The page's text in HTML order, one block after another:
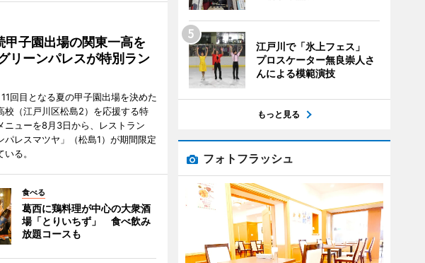
甲子園出場の関東一高を
ーンパレスが特別ラン
回目となる夏の甲子園出場を決めた
校（江戸川区松島2）を応援する特
ニューを8月3日から、レストラン
パレスマツヤ」（松島1）が期間限定
る。
食べる
葛西に鶏料理が中心の大衆酒
場「とりいちず」 食べ飲み
放題コースも
江戸川で「氷上フェス」
プロスケーター無良崇人さ
んによる模範演技
もっと見る
フォトフラッシュ